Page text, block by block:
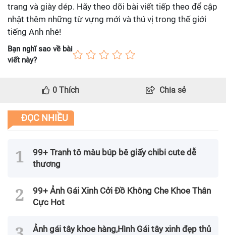
trang và giày dép. Hãy theo dõi bài viết tiếp theo để cập
nhật thêm những từ vựng mới và thú vị trong thế giới
tiếng Anh nhé!
Bạn nghĩ sao về bài
viết này?
0 Thích Chia sẻ
ĐỌC NHIỀU
99+ Tranh tô màu búp bê giấy chibi cute dễ
thương
99+ Ảnh Gái Xinh Cởi Đồ Không Che Khoe Thân
Cực Hot
Ảnh gái tây khoe hàng,Hình Gái tây xinh đẹp thủ